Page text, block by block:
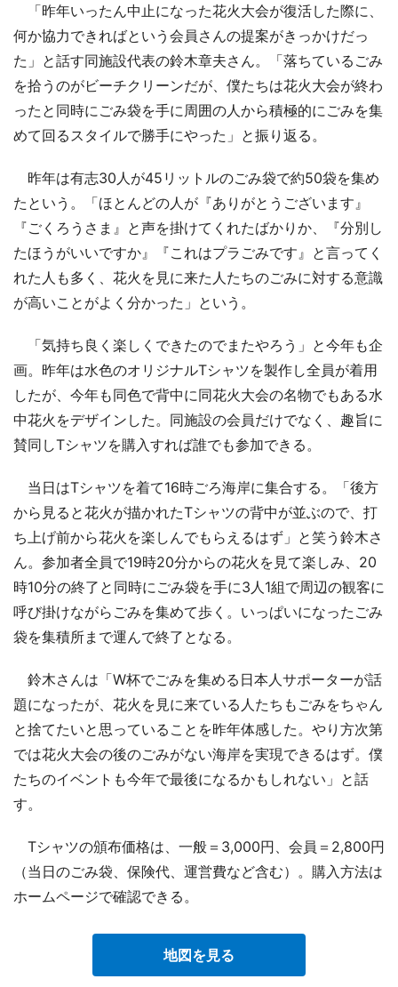
「昨年いったん中止になった花火大会が復活した際に、
何か協力できればという会員さんの提案がきっかけだっ
た」と話す同施設代表の鈴木章夫さん。「落ちているごみ
を拾うのがビーチクリーンだが、僕たちは花火大会が終わ
ったと同時にごみ袋を手に周囲の人から積極的にごみを集
めて回るスタイルで勝手にやった」と振り返る。
昨年は有志30人が45リットルのごみ袋で約50袋を集め
たという。「ほとんどの人が『ありがとうございます』
『ごくろうさま』と声を掛けてくれたばかりか、『分別し
たほうがいいですか』『これはプラごみです』と言ってく
れた人も多く、花火を見に来た人たちのごみに対する意識
が高いことがよく分かった」という。
「気持ち良く楽しくできたのでまたやろう」と今年も企
画。昨年は水色のオリジナルTシャツを製作し全員が着用
したが、今年も同色で背中に同花火大会の名物でもある水
中花火をデザインした。同施設の会員だけでなく、趣旨に
賛同しTシャツを購入すれば誰でも参加できる。
当日はTシャツを着て16時ごろ海岸に集合する。「後方
から見ると花火が描かれたTシャツの背中が並ぶので、打
ち上げ前から花火を楽しんでもらえるはず」と笑う鈴木さ
ん。参加者全員で19時20分からの花火を見て楽しみ、20
時10分の終了と同時にごみ袋を手に3人1組で周辺の観客に
呼び掛けながらごみを集めて歩く。いっぱいになったごみ
袋を集積所まで運んで終了となる。
鈴木さんは「W杯でごみを集める日本人サポーターが話
題になったが、花火を見に来ている人たちもごみをちゃん
と捨てたいと思っていることを昨年体感した。やり方次第
では花火大会の後のごみがない海岸を実現できるはず。僕
たちのイベントも今年で最後になるかもしれない」と話
す。
Tシャツの頒布価格は、一般＝3,000円、会員＝2,800円
（当日のごみ袋、保険代、運営費など含む）。購入方法は
ホームページで確認できる。
地図を見る